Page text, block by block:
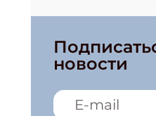
новости